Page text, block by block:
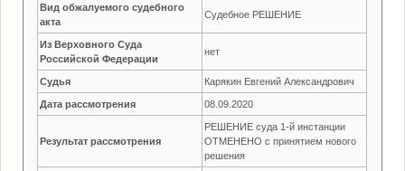
Вид обжалуемого судебного
акта
Судебное РЕШЕНИЕ
Из Верховного Суда
Российской Федерации
нет
Судья Карякин Евгений Александрович
Дата рассмотрения 08.09.2020
Результат рассмотрения
РЕШЕНИЕ суда 1-й инстанции
ОТМЕНЕНО c принятием нового
решения